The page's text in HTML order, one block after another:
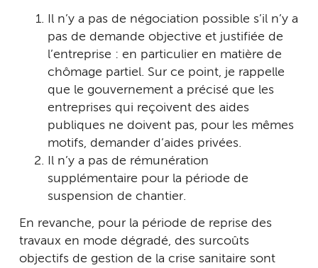
Il n’y a pas de négociation possible s’il n’y a
pas de demande objective et justifiée de
l’entreprise : en particulier en matière de
chômage partiel. Sur ce point, je rappelle
que le gouvernement a précisé que les
entreprises qui reçoivent des aides
publiques ne doivent pas, pour les mêmes
motifs, demander d’aides privées.
Il n’y a pas de rémunération
supplémentaire pour la période de
suspension de chantier.
En revanche, pour la période de reprise des
travaux en mode dégradé, des surcoûts
objectifs de gestion de la crise sanitaire sont